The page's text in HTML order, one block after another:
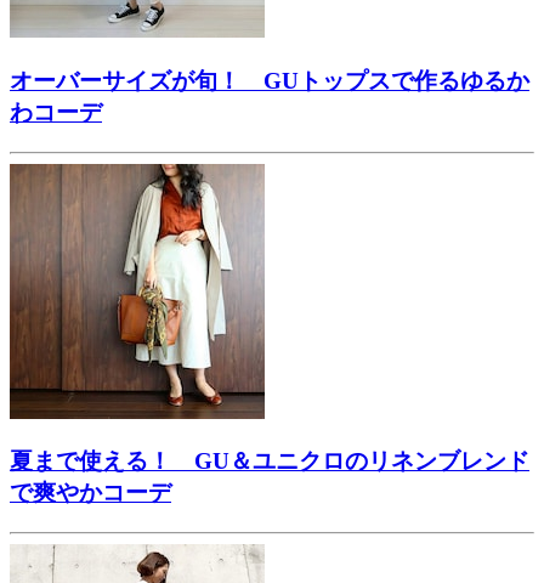
オーバーサイズが旬！ GUトップスで作るゆるか
わコーデ
夏まで使える！ GU＆ユニクロのリネンブレンド
で爽やかコーデ